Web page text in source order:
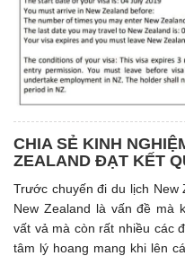
CHIA SẺ KINH
ZEALAND ĐẠT KẾT
Trước chuyến đi du lịch New
New Zealand là vấn đề mà
vất vả mà còn rất nhiều các
tâm lý hoang mang khi lên